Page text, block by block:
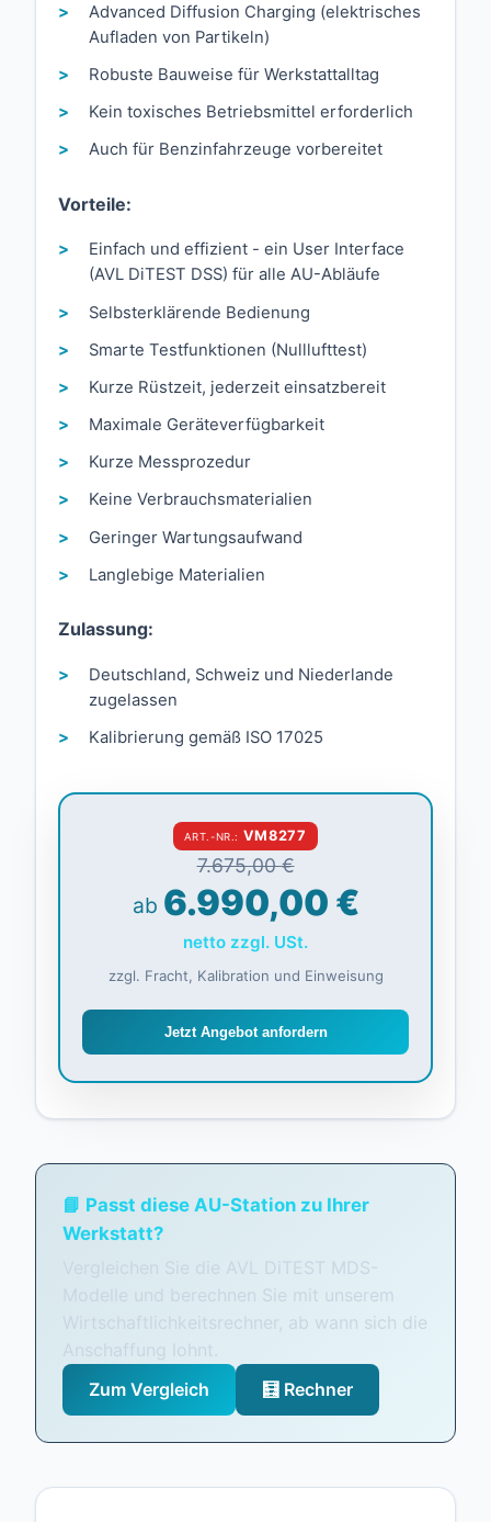
Advanced Diffusion Charging (elektrisches
Aufladen von Partikeln)
Robuste Bauweise für Werkstattalltag
Kein toxisches Betriebsmittel erforderlich
Auch für Benzinfahrzeuge vorbereitet
Vorteile:
Einfach und effizient - ein User Interface
(AVL DiTEST DSS) für alle AU-Abläufe
Selbsterklärende Bedienung
Smarte Testfunktionen (Nulllufttest)
Kurze Rüstzeit, jederzeit einsatzbereit
Maximale Geräteverfügbarkeit
Kurze Messprozedur
Keine Verbrauchsmaterialien
Geringer Wartungsaufwand
Langlebige Materialien
Zulassung:
Deutschland, Schweiz und Niederlande
zugelassen
Kalibrierung gemäß ISO 17025
ART.-NR.: VM8277
7.675,00 €
ab 6.990,00 €
netto zzgl. USt.
zzgl. Fracht, Kalibration und Einweisung
Jetzt Angebot anfordern
📘 Passt diese AU-Station zu Ihrer
Werkstatt?
Vergleichen Sie die AVL DiTEST MDS-
Modelle und berechnen Sie mit unserem
Wirtschaftlichkeitsrechner, ab wann sich die
Anschaffung lohnt.
Zum Vergleich
🧮 Rechner